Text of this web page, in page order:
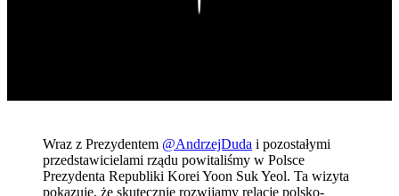
Wraz z Prezydentem @AndrzejDuda i pozostałymi
przedstawicielami rządu powitaliśmy w Polsce
Prezydenta Republiki Korei Yoon Suk Yeol. Ta wizyta
pokazuje, że skutecznie rozwijamy relacje polsko-